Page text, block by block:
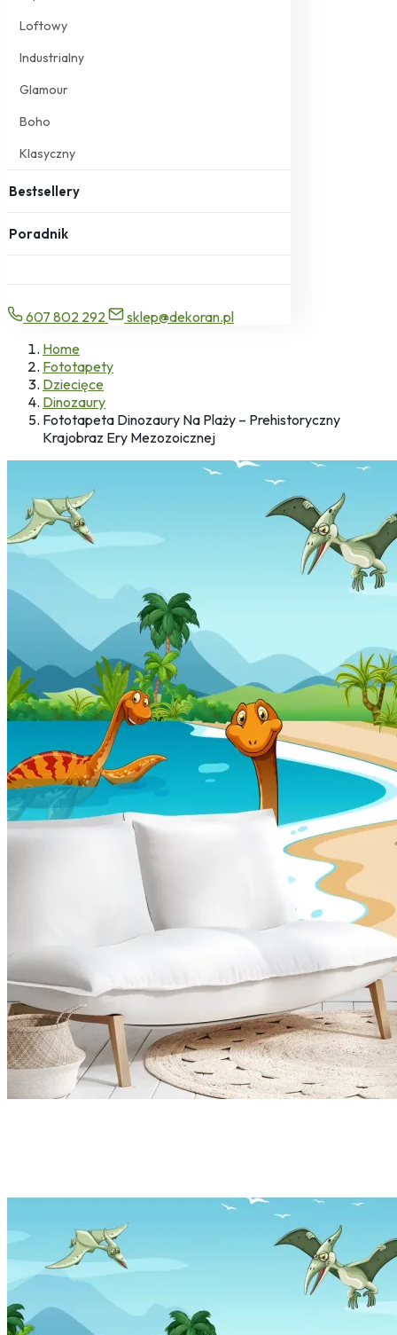
Loftowy
Industrialny
Glamour
Boho
Klasyczny
Bestsellery
Poradnik
607 802 292
sklep@dekoran.pl
Home
Fototapety
Dziecięce
Dinozaury
Fototapeta Dinozaury Na Plaży – Prehistoryczny
Krajobraz Ery Mezozoicznej